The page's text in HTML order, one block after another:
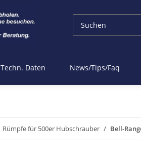
Techn. Daten News/Tips/Faq
Rümpfe für 500er Hubschrauber Bell-